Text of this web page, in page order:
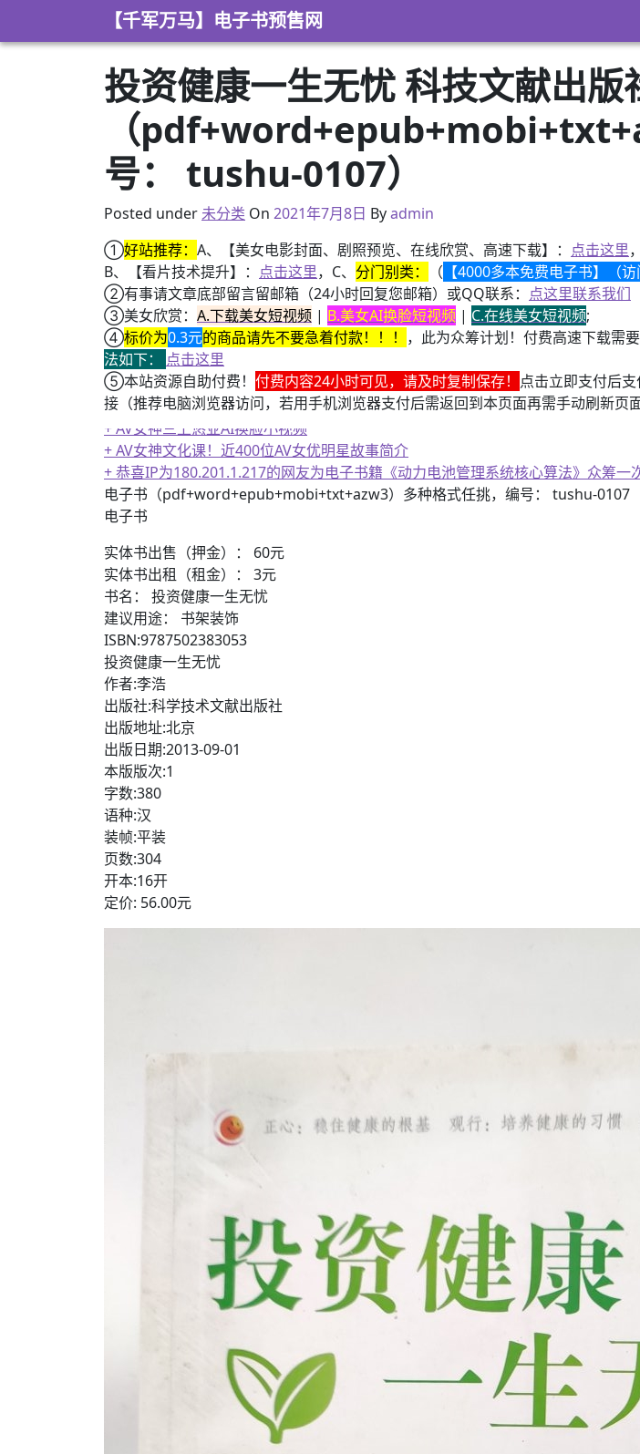
【千军万马】电子书预售网
投资健康一生无忧 科技文献出
（
号： tushu-0107）
Posted under未分类 On 2021年2月17日
2021年7月8日 Byadmin
①好站推荐： A、【美女电影封面、剧照预览、在线欣赏、高速下载】： 点击这里，
B、【看片技术提升】： 点击这里，C、 分门别类： （ 【4000多本免费电子书】（访
②有事请文章底部留言留邮箱（24小时回复您邮箱）或QQ联系： 点这里联系我们
③美女欣赏： A.下载美女短视频 | B.美女AI换脸短视频 | C.在线美女短视频;
④标价为0.3元的商品请先不要急着付款！！！ ，此为众筹计划！付费高速下载需
法如下： 点击这里
⑤本站资源自助付费！ 付费内容24小时可见，请及时复制保存！ 点击立即支付后
接（推荐电脑浏览器访问，若用手机浏览器支付后需返回到本页面再需手动刷新页面
+ AV女神三上悠亚AI换脸小视频
+ AV女神文化课！近400位AV女优明星故事简介
+ 恭喜IP为180.201.1.217的网友为电子书籍《动力电池管理系统核心算法》众筹一次
电子书（pdf+word+epub+mobi+txt+azw3）多种格式任挑，编号： tushu-0107
电子书
实体书出售（押金）： 60元
实体书出租（租金）： 3元
书名： 投资健康一生无忧
建议用途： 书架装饰
ISBN:9787502383053
投资健康一生无忧
作者:李浩
出版社:科学技术文献出版社
出版地址:北京
出版日期:2013-09-01
本版版次:1
字数:380
语种:汉
装帧:平装
页数:304
开本:16开
定价: 56.00元